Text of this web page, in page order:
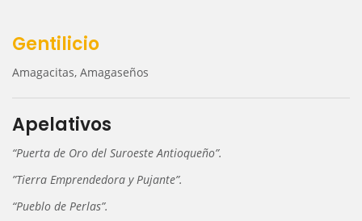
Gentilicio
Amagacitas, Amagaseños
Apelativos
“Puerta de Oro del Suroeste Antioqueño”.
”Tierra Emprendedora y Pujante”.
“Pueblo de Perlas”.